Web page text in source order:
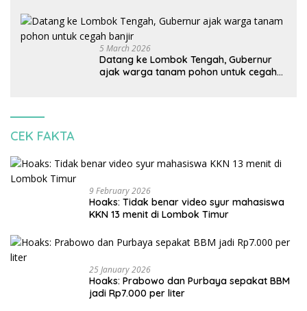
korbankan lingkungan dan warga lokal
5 March 2026
Datang ke Lombok Tengah, Gubernur
ajak warga tanam pohon untuk cegah
CEK FAKTA
9 February 2026
Hoaks: Tidak benar video syur mahasiswa
KKN 13 menit di Lombok Timur
25 January 2026
Hoaks: Prabowo dan Purbaya sepakat BBM
jadi Rp7.000 per liter